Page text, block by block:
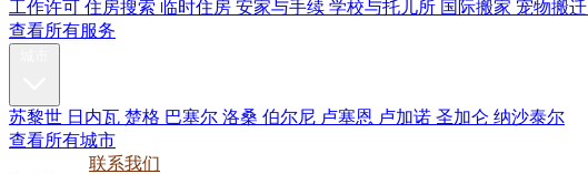
工作许可 住房搜索 临时住房 安家与手续 学校与托儿所 国际搬家 宠物搬迁
查看所有服务
苏黎世 日内瓦 楚格 巴塞尔 洛桑 伯尔尼 卢塞恩 卢加诺 圣加仑 纳沙泰尔
查看所有城市
联系我们